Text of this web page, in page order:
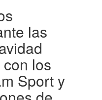
las
los
Sport y